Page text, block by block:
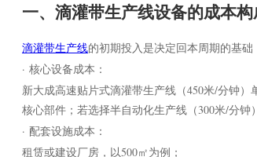
一、滴灌带生产线设备的成本
滴灌带生产线的初期投入是决定回本周期的基
· 核心设备成本：
新大成高速贴片式滴灌带生产线（450米/分钟
核心部件；若选择半自动化生产线（300米/分钟
· 配套设施成本：
租赁或建设厂房，以500㎡为例；